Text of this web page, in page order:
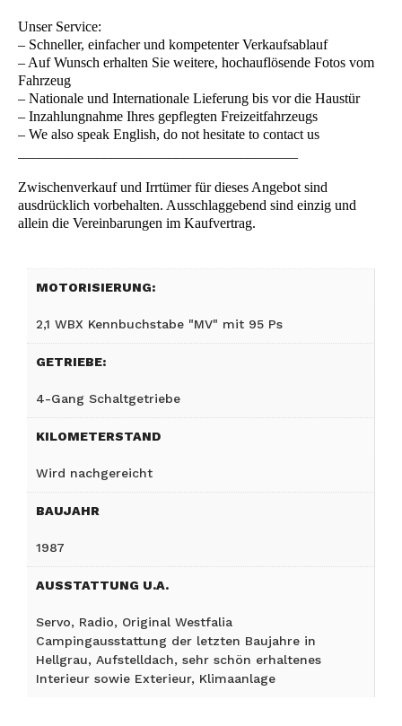
Unser Service:
– Schneller, einfacher und kompetenter Verkaufsablauf
– Auf Wunsch erhalten Sie weitere, hochauflösende Fotos vom
Fahrzeug
– Nationale und Internationale Lieferung bis vor die Haustür
– Inzahlungnahme Ihres gepflegten Freizeitfahrzeugs
– We also speak English, do not hesitate to contact us
Zwischenverkauf und Irrtümer für dieses Angebot sind
ausdrücklich vorbehalten. Ausschlaggebend sind einzig und
allein die Vereinbarungen im Kaufvertrag.
MOTORISIERUNG:
2,1 WBX Kennbuchstabe "MV" mit 95 Ps
GETRIEBE:
4-Gang Schaltgetriebe
KILOMETERSTAND
Wird nachgereicht
BAUJAHR
1987
AUSSTATTUNG U.A.
Servo, Radio, Original Westfalia
Campingausstattung der letzten Baujahre in
Hellgrau, Aufstelldach, sehr schön erhaltenes
Interieur sowie Exterieur, Klimaanlage